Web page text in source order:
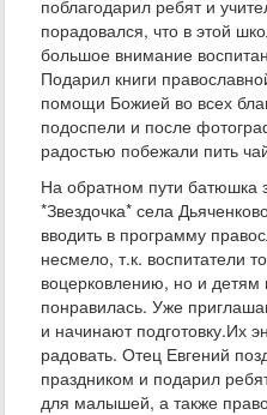
поблагодарил ребят и
порадовался, что в этой
большое внимание
Подарил книги
помощи Божией во всех
подоспели и после
радостью побежали пить
На обратном пути батюшка
*Звездочка* села
вводить в программу
несмело, т.к. воспитатели
воцерковлению, но и
понравилась. Уже
и начинают подготовку.Их
радовать. Отец Евгений
праздником и подарил
для малышей, а также